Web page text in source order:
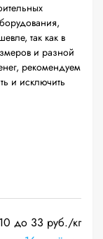
так как в
и разной
рекомендуем
и исключить
до 33 руб./кг